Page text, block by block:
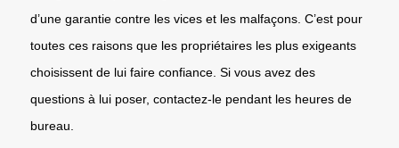
d’une garantie contre les vices et les malfaçons. C’est pour
toutes ces raisons que les propriétaires les plus exigeants
choisissent de lui faire confiance. Si vous avez des
questions à lui poser, contactez-le pendant les heures de
bureau.